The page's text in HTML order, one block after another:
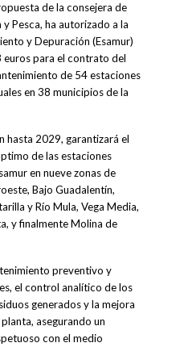
de la consejera de
Pesca, ha autorizado a la
y Depuración (Esamur)
para el contrato del
de 54 estaciones
en 38 municipios de la
hasta 2029, garantizará el
de las estaciones
en nueve zonas de
Bajo Guadalentín,
y Río Mula, Vega Media,
y finalmente Molina de
preventivo y
el control analítico de los
generados y la mejora
asegurando un
con el medio